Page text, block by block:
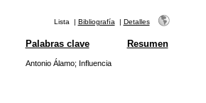
Lista | Bibliografía | Detalles
Palabras clave Resumen
Antonio Álamo; Influencia